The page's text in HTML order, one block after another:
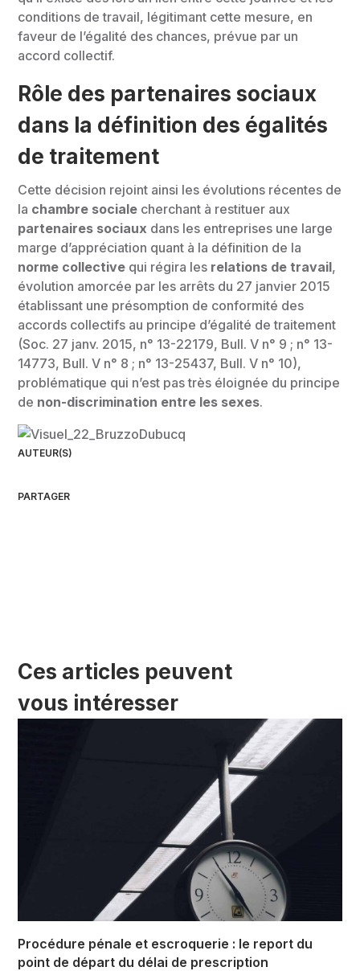
AUTEUR(S)
PARTAGER
conditions de travail, légitimant cette mesure, en
faveur de l’égalité des chances, prévue par un
accord collectif.
Rôle des partenaires sociaux
dans la définition des égalités
de traitement
Cette décision rejoint ainsi les évolutions récentes de
la chambre sociale cherchant à restituer aux
partenaires sociaux dans les entreprises une large
marge d’appréciation quant à la définition de la
norme collective qui régira les relations de travail,
évolution amorcée par les arrêts du 27 janvier 2015
établissant une présomption de conformité des
accords collectifs au principe d’égalité de traitement
(Soc. 27 janv. 2015, n° 13-22179, Bull. V n° 9 ; n° 13-
14773, Bull. V n° 8 ; n° 13-25437, Bull. V n° 10),
problématique qui n’est pas très éloignée du principe
de non-discrimination entre les sexes.
Ces articles peuvent
vous intéresser
Procédure pénale et escroquerie : le report du
point de départ du délai de prescription